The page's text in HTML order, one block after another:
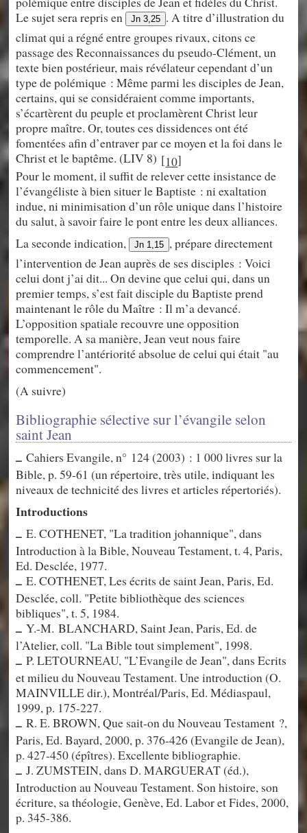
Le sujet sera repris en Jn 3,25 . A titre d’illustration du
climat qui a régné entre groupes rivaux, citons ce
passage des Reconnaissances du pseudo-Clément, un
texte bien postérieur, mais révélateur cependant d’un
type de polémique : Même parmi les disciples de Jean,
certains, qui se considéraient comme importants,
s’écartèrent du peuple et proclamèrent Christ leur
propre maître. Or, toutes ces dissidences ont été
fomentées afin d’entraver par ce moyen et la foi dans le
Christ et le baptême. (LIV 8) [10]
Pour le moment, il suffit de relever cette insistance de
l’évangéliste à bien situer le Baptiste : ni exaltation
indue, ni minimisation d’un rôle unique dans l’histoire
du salut, à savoir faire le pont entre les deux alliances.
La seconde indication, Jn 1,15 , prépare directement
l’intervention de Jean auprès de ses disciples : Voici
celui dont j’ai dit... On devine que celui qui, dans un
premier temps, s’est fait disciple du Baptiste prend
maintenant le rôle du Maître : Il m’a devancé.
L’opposition spatiale recouvre une opposition
temporelle. A sa manière, Jean veut nous faire
comprendre l’antériorité absolue de celui qui était "au
commencement".
(A suivre)
Bibliographie sélective sur l’évangile selon
saint Jean
– Cahiers Evangile, n° 124 (2003) : 1 000 livres sur la
Bible, p. 59-61 (un répertoire, très utile, indiquant les
niveaux de technicité des livres et articles répertoriés).
Introductions
– E. COTHENET, "La tradition johannique", dans
Introduction à la Bible, Nouveau Testament, t. 4, Paris,
Ed. Desclée, 1977.
– E. COTHENET, Les écrits de saint Jean, Paris, Ed.
Desclée, coll. "Petite bibliothèque des sciences
bibliques", t. 5, 1984.
– Y.-M. BLANCHARD, Saint Jean, Paris, Ed. de
l’Atelier, coll. "La Bible tout simplement", 1998.
– P. LETOURNEAU, "L’Evangile de Jean", dans Ecrits
et milieu du Nouveau Testament. Une introduction (O.
MAINVILLE dir.), Montréal/Paris, Ed. Médiaspaul,
1999, p. 175-227.
– R. E. BROWN, Que sait-on du Nouveau Testament ?,
Paris, Ed. Bayard, 2000, p. 376-426 (Evangile de Jean),
p. 427-450 (épîtres). Excellente bibliographie.
– J. ZUMSTEIN, dans D. MARGUERAT (éd.),
Introduction au Nouveau Testament. Son histoire, son
écriture, sa théologie, Genève, Ed. Labor et Fides, 2000,
p. 345-386.